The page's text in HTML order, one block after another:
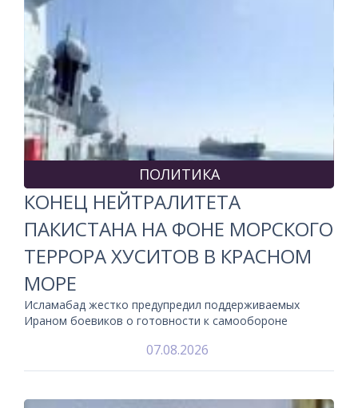
ПОЛИТИКА
КОНЕЦ НЕЙТРАЛИТЕТА
ПАКИСТАНА НА ФОНЕ МОРСКОГО
ТЕРРОРА ХУСИТОВ В КРАСНОМ
МОРЕ
Исламабад жестко предупредил поддерживаемых
Ираном боевиков о готовности к самообороне
07.08.2026